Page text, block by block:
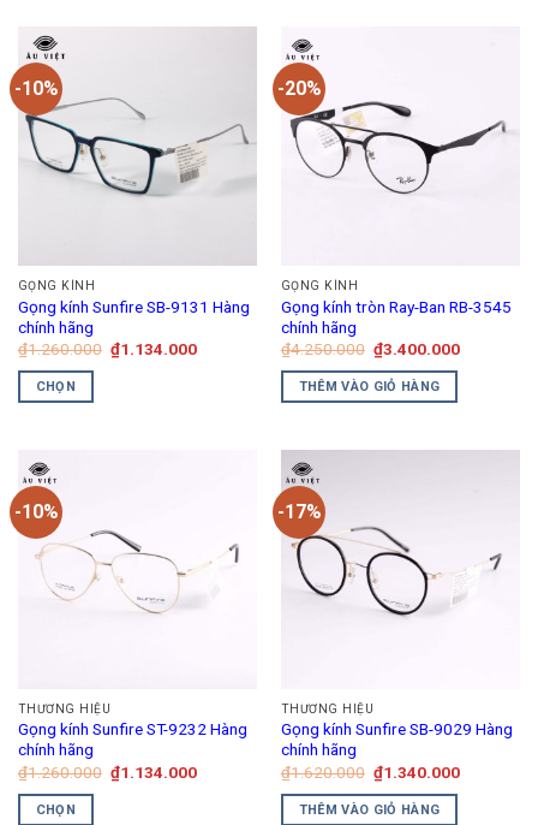
-10%
GỌNG KÍNH
Gọng kính Sunfire SB-9131 Hàng
chính hãng
₫1.260.000 Giá
gốc
₫1.134.000Giá
CHỌN
này
có
nhiều
biến
thể.
được
chọn
trên
trang
sản
-20%
GỌNG KÍNH
Gọng kính tròn Ray-Ban RB-3545
chính hãng
₫4.250.000 Giá
gốc
là:
₫4.250.000.
₫3.400.000Giá
THÊM VÀO GIỎ HÀNG
-10%
THƯƠNG HIỆU
Gọng kính Sunfire ST-9232 Hàng
chính hãng
₫1.260.000 Giá
gốc
₫1.134.000Giá
CHỌN
-17%
THƯƠNG HIỆU
Gọng kính Sunfire SB-9029 Hàng
chính hãng
₫1.620.000 Giá
gốc
là:
₫1.620.000.
₫1.340.000Giá
THÊM VÀO GIỎ HÀNG